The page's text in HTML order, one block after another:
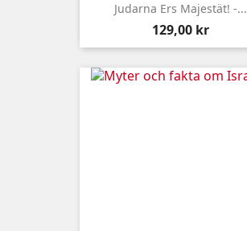
Judarna Ers Majestät! -...
Pris
129,00 kr